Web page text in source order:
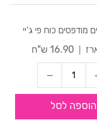
16.90 ש"ח
הוספה לסל